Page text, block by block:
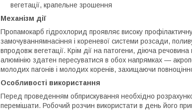
вегетації, крапельне зрошення
Механізм дії
Пропамокарб гідрохлорид проявляє високу
замочуваннямнасіння і кореневої системи розсади,
впродовж вегетації. Крім дії на патогени, діюча
алюмінію здатен пересуватися в обох напрямках —
молодих пагонів і молодих коренів, захищаючи
Особливості використання
Перед проведенням обприскування необхідно
перемішати. Робочий розчин використати в день його